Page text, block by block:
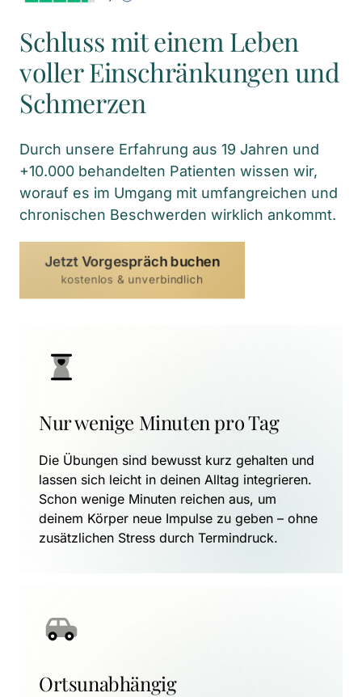
Schluss mit einem Leben
voller Einschränkungen und
Schmerzen
Durch unsere Erfahrung aus 19 Jahren und
+10.000 behandelten Patienten wissen wir,
worauf es im Umgang mit umfangreichen und
chronischen Beschwerden wirklich ankommt.
Jetzt Vorgespräch buchen
kostenlos & unverbindlich
Nur wenige Minuten pro Tag
Die Übungen sind bewusst kurz gehalten und
lassen sich leicht in deinen Alltag integrieren.
Schon wenige Minuten reichen aus, um
deinem Körper neue Impulse zu geben – ohne
zusätzlichen Stress durch Termindruck.
Ortsunabhängig